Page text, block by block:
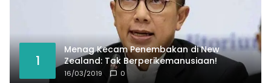
1
Menag Kecam Penembakan di New
Zealand: Tak Berperikemanusiaan!
16/03/2019 0